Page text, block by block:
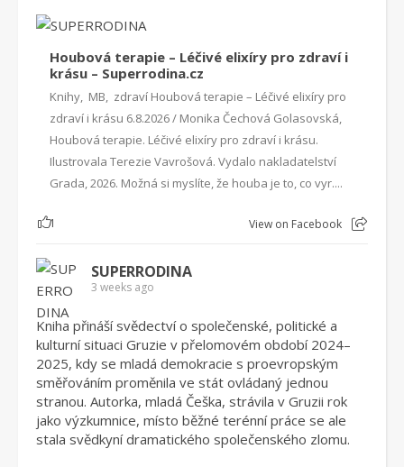
Houbová terapie – Léčivé elixíry pro zdraví i
krásu – Superrodina.cz
Knihy, MB, zdraví Houbová terapie – Léčivé elixíry pro
zdraví i krásu 6.8.2026 / Monika Čechová Golasovská,
Houbová terapie. Léčivé elixíry pro zdraví i krásu.
Ilustrovala Terezie Vavrošová. Vydalo nakladatelství
Grada, 2026. Možná si myslíte, že houba je to, co vyr....
1 View on Facebook
SUPERRODINA
3 weeks ago
Kniha přináší svědectví o společenské, politické a
kulturní situaci Gruzie v přelomovém období 2024–
2025, kdy se mladá demokracie s proevropským
směřováním proměnila ve stát ovládaný jednou
stranou. Autorka, mladá Češka, strávila v Gruzii rok
jako výzkumnice, místo běžné terénní práce se ale
stala svědkyní dramatického společenského zlomu.